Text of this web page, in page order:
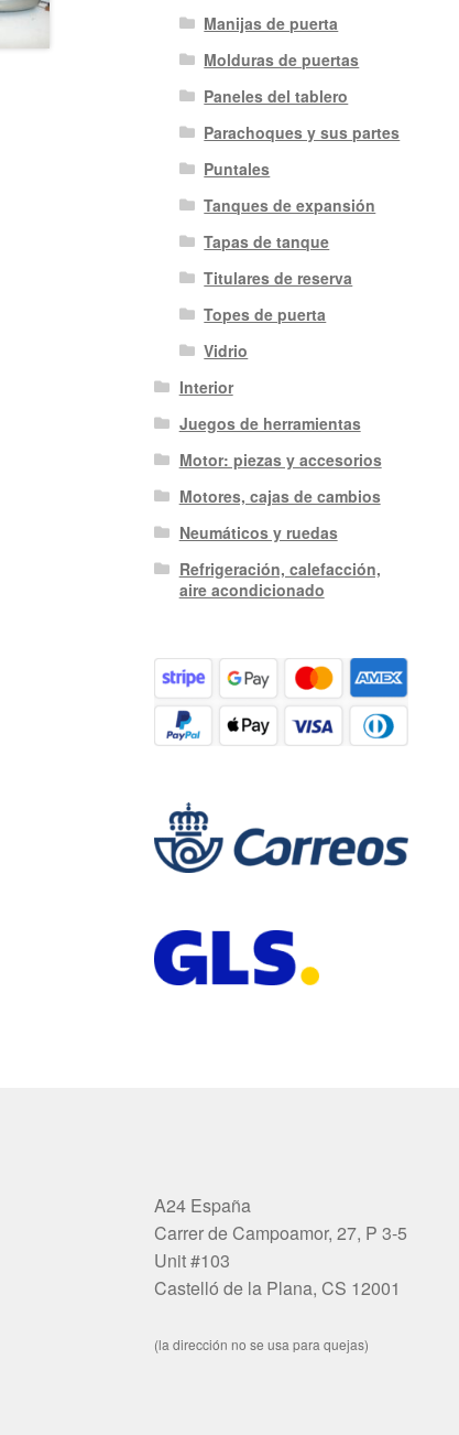
Manijas de puerta
Molduras de puertas
Paneles del tablero
Parachoques y sus partes
Puntales
Tanques de expansión
Tapas de tanque
Titulares de reserva
Topes de puerta
Vidrio
Interior
Juegos de herramientas
Motor: piezas y accesorios
Motores, cajas de cambios
Neumáticos y ruedas
Refrigeración, calefacción,
aire acondicionado
A24 España
Carrer de Campoamor, 27, P 3-5
Unit #103
Castelló de la Plana, CS 12001
(la dirección no se usa para quejas)